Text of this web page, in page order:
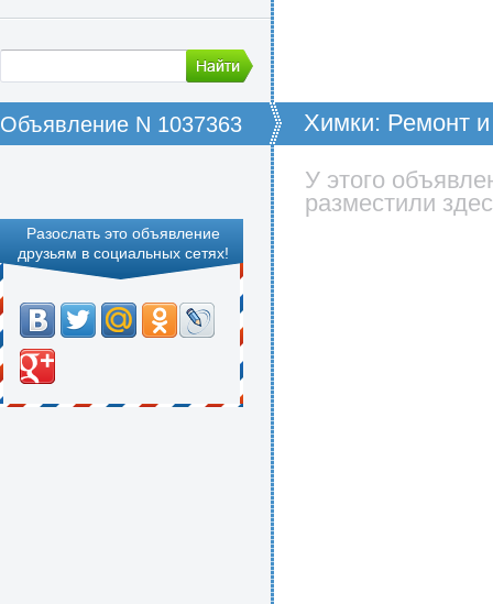
Объявление N 1037363 Химки: Ремонт и
Разослать это объявление
друзьям в социальных сетях!
У этого
разместили